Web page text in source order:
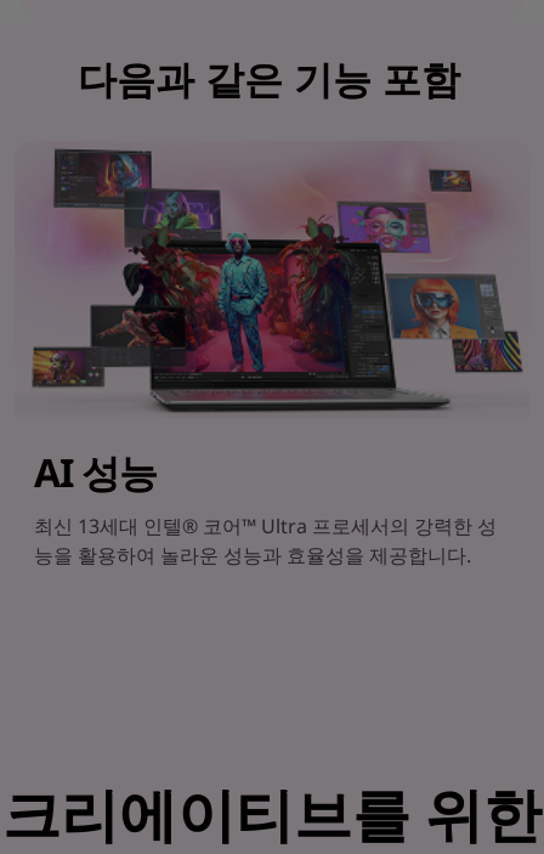
다음과 같은 기능 포함
AI 성능
최신 13세대 인텔® 코어™ Ultra 프로세서의 강력한 성
능을 활용하여 놀라운 성능과 효율성을 제공합니다.
크리에이티브를 위한